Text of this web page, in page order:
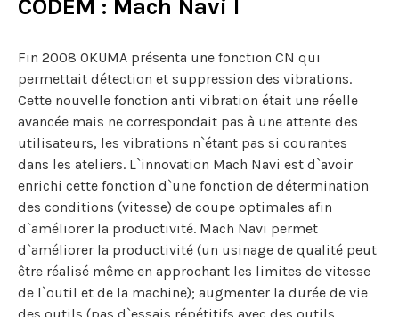
CODEM : Mach Navi I
Fin 2008 OKUMA présenta une fonction CN qui
permettait détection et suppression des vibrations.
Cette nouvelle fonction anti vibration était une réelle
avancée mais ne correspondait pas à une attente des
utilisateurs, les vibrations n`étant pas si courantes
dans les ateliers. L`innovation Mach Navi est d`avoir
enrichi cette fonction d`une fonction de détermination
des conditions (vitesse) de coupe optimales afin
d`améliorer la productivité. Mach Navi permet
d`améliorer la productivité (un usinage de qualité peut
être réalisé même en approchant les limites de vitesse
de l`outil et de la machine); augmenter la durée de vie